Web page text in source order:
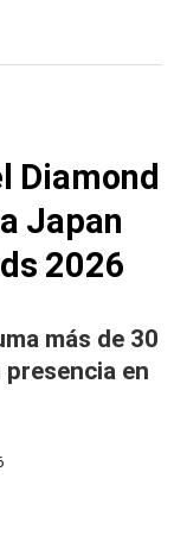
Diamond
Japan
2026
más de 30
en